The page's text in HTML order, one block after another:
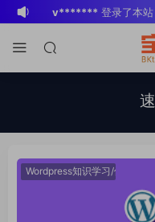
v******* 登录了本站
登录了本站
Pro v4.5.0 / v4.2.0
件
购买了资源
Pro v4.5.0 / v4.2.0
件
v*******下载了资
v4.1.2/v4.1.1/
/v3.32.1/ v3.31.0 /
v3.29.2 / v3.29.1 /
o*******下载了资
v4.1.2/v4.1.1/
/v3.32.1/ v3.31.0 /
o*******购买了资源
v4.1.2/v4.1.1/登录了本站
Wordpress知识学习/使用技巧